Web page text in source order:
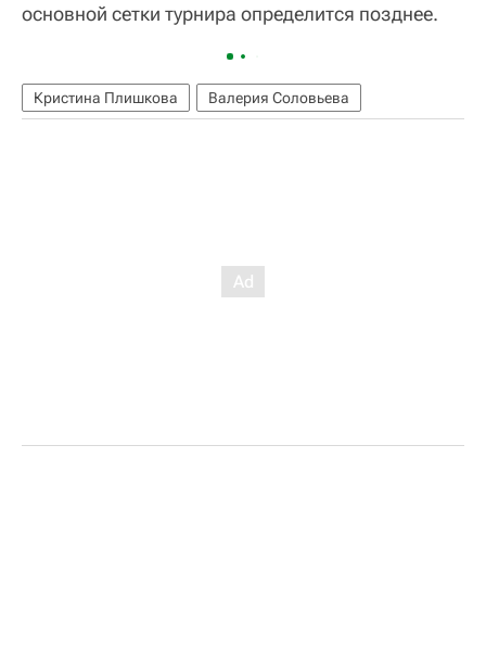
основной сетки турнира определится позднее.
Кристина Плишкова Валерия Соловьева